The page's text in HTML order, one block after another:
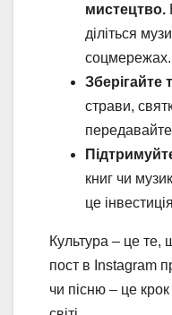
мистецтво.
діліться
соцмережах.
Зберігайте
страви,
книг чи
це
Культура – це те,
пост в Instagram
чи пісню – це